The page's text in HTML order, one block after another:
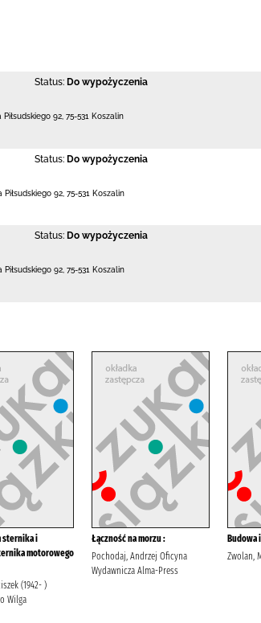
Status: Do wypożyczenia
92 75-531 Koszalin
Status: Do wypożyczenia
Piłsudskiego 92 75-531 Koszalin
Status: Do wypożyczenia
Piłsudskiego 92, 75-531 Koszalin
sternika i
motorowego
(1942- )
Wilga
Łączność na morzu :
Pochodaj, Andrzej Oficyna
Wydawnicza Alma-Press
Budowa i
Zwolan,